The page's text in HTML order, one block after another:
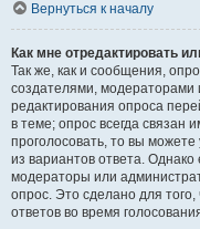
Вернуться к началу
Как мне отредактировать
Так же, как и сообщения,
создателями,
редактирования опроса
в теме; опрос всегда связан
проголосовать, то вы
из вариантов ответа. Однако
модераторы или
опрос. Это сделано для
ответов во время